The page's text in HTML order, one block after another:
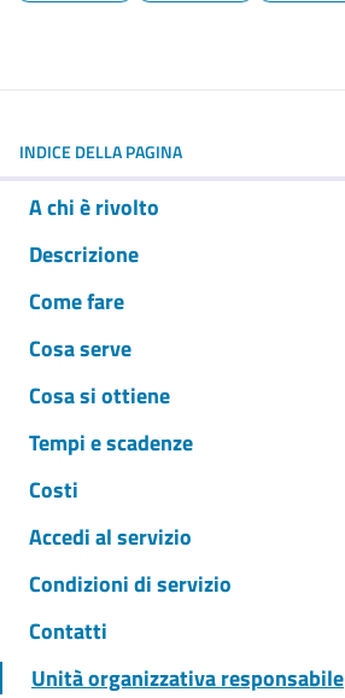
INDICE DELLA PAGINA
A chi è rivolto
Descrizione
Come fare
Cosa serve
Cosa si ottiene
Tempi e scadenze
Costi
Accedi al servizio
Condizioni di servizio
Contatti
Unità organizzativa responsabile